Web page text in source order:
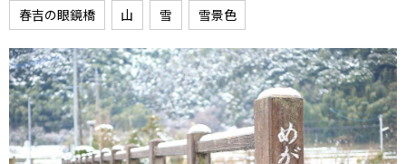
春吉の眼鏡橋 山 雪 雪景色